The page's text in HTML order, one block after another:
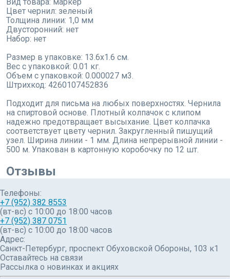
Вид товара: маркер
Цвет чернил: зеленый
Толщина линии: 1,0 мм
Двусторонний: нет
Набор: нет
Размер в упаковке: 13.6x1.6 см.
Вес с упаковкой: 0.01 кг.
Объем с упаковкой: 0.000027 м3.
Штрихкод: 4260107452836
Подходит для письма на любых поверхностях. Чернила
на спиртовой основе. Плотный колпачок с клипом
надежно предотвращает высыхание. Цвет колпачка
соответствует цвету чернил. Закругленный пишущий
узел. Ширина линии - 1 мм. Длина непрерывной линии -
500 м. Упакован в картонную коробочку по 12 шт.
Отзывы
Телефоны:
+7 (952) 382 8553
(вт-вс) c 10:00 до 18:00 часов
+7 (952) 387 0751
(вт-вс) с 10:00 до 18:00 часов
Адрес:
Санкт-Петербург, проспект Обуховской Обороны, 103 к1
Оставайтесь на связи
Рассылка о новинках и акциях